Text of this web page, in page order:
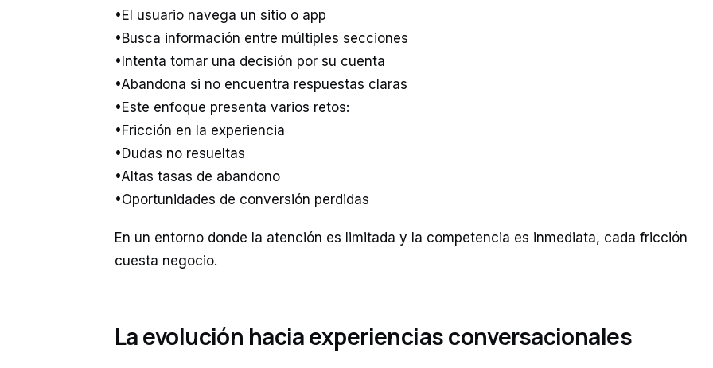
•El usuario navega un sitio o app
•Busca información entre múltiples secciones
•Intenta tomar una decisión por su cuenta
•Abandona si no encuentra respuestas claras
•Este enfoque presenta varios retos:
•Fricción en la experiencia
•Dudas no resueltas
•Altas tasas de abandono
•Oportunidades de conversión perdidas
En un entorno donde la atención es limitada y la competencia es inmediata, cada fricción
cuesta negocio.
La evolución hacia experiencias conversacionales